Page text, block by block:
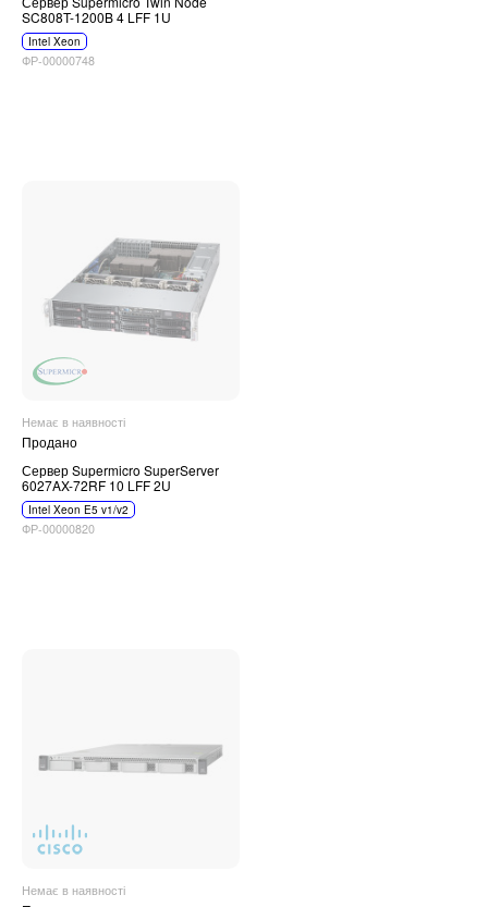
SC808T-1200B 4 LFF 1U
Intel Xeon
ФР-00000748
Немає в наявності
Продано
Сервер Supermicro SuperServer
6027AX-72RF 10 LFF 2U
Intel Xeon E5 v1/v2
ФР-00000820
Немає в наявності